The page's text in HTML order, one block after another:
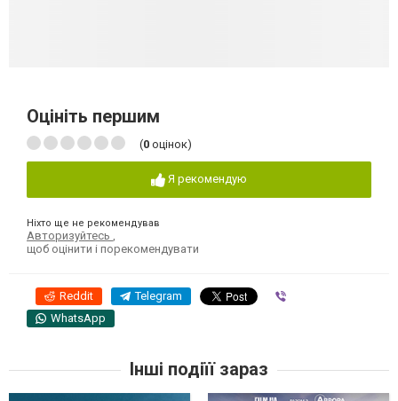
Оцініть першим
(0 оцінок)
Я рекомендую
Ніхто ще не рекомендував
Авторизуйтесь
щоб оцінити і порекомендувати
Reddit Telegram
WhatsApp
Інші подіїї зараз